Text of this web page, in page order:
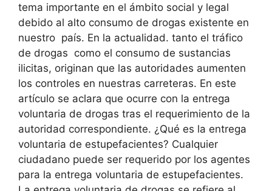
tema importante en el ámbito social y legal
debido al alto consumo de drogas existente en
nuestro país. En la actualidad. tanto el tráfico
de drogas como el consumo de sustancias
ilicitas, originan que las autoridades aumenten
los controles en nuestras carreteras. En este
artículo se aclara que ocurre con la entrega
voluntaria de drogas tras el requerimiento de la
autoridad correspondiente. ¿Qué es la entrega
voluntaria de estupefacientes? Cualquier
ciudadano puede ser requerido por los agentes
para la entrega voluntaria de estupefacientes.